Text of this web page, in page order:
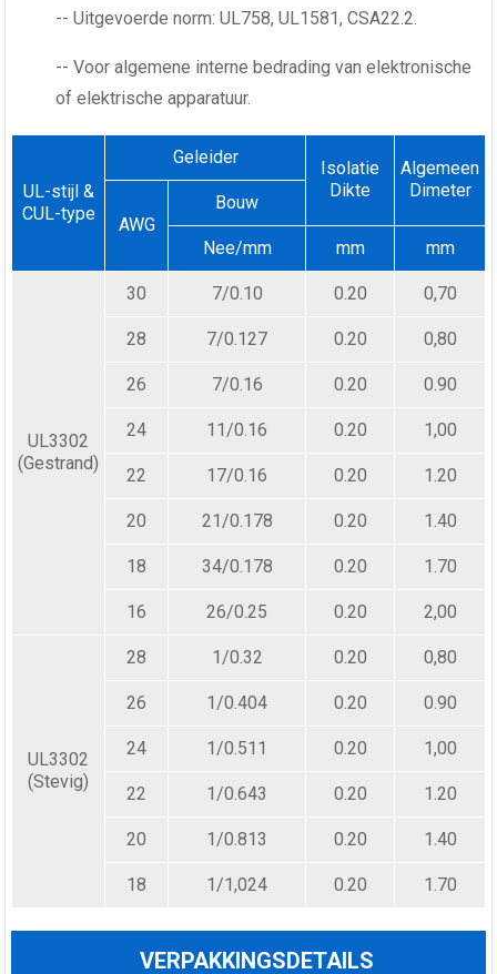
-- Uitgevoerde norm: UL758, UL1581, CSA22.2.
-- Voor algemene interne bedrading van elektronische
of elektrische apparatuur.
UL-stijl &
CUL-type
Geleider
Isolatie
Dikte
Algemeen
Dimeter
AWG
Bouw
Nee/mm mm mm
UL3302
(Gestrand)
30 7/0.10 0.20 0,70
28 7/0.127 0.20 0,80
26 7/0.16 0.20 0.90
24 11/0.16 0.20 1,00
22 17/0.16 0.20 1.20
20 21/0.178 0.20 1.40
18 34/0.178 0.20 1.70
16 26/0.25 0.20 2,00
UL3302
(Stevig)
28 1/0.32 0.20 0,80
26 1/0.404 0.20 0.90
24 1/0.511 0.20 1,00
22 1/0.643 0.20 1.20
20 1/0.813 0.20 1.40
18 1/1,024 0.20 1.70
VERPAKKINGSDETAILS